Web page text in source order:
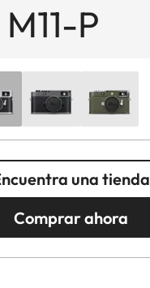
P
una tienda
Comprar ahora